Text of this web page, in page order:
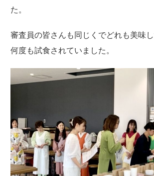
た。
審査員の皆さんも同じくでどれも美味
何度も試食されていました。